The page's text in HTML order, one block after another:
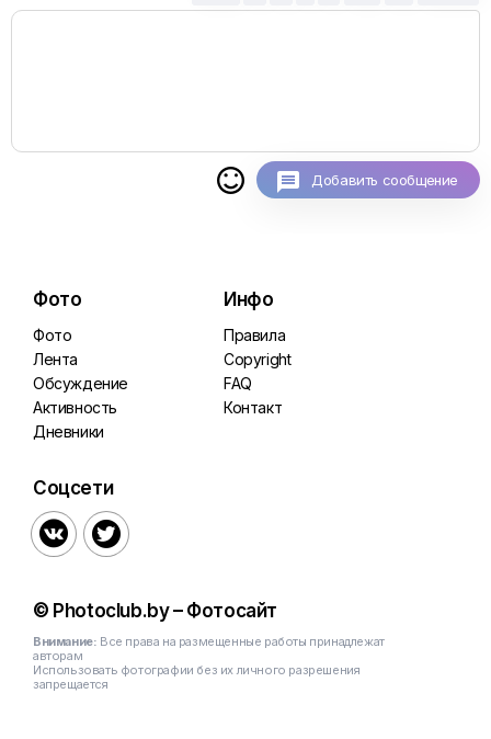
 Добавить сообщение
Фото
Фото
Лента
Обсуждение
Активность
Дневники
Инфо
Правила
Copyright
FAQ
Контакт
Соцсети
 
© Photoclub.by – Фотосайт
Внимание: Все права на размещенные работы принадлежат
авторам
Использовать фотографии без их личного разрешения
запрещается